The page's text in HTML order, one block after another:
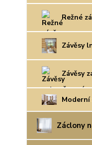
Režné
Závěsy
Závěsy
Moderní
Záclony